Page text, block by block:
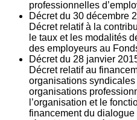
professionnelles
Décret du 30 décembre
Décret relatif à la
le taux et les modalités
des employeurs au
Décret du 28 janvier
Décret relatif au
organisations
organisations
l’organisation et le
financement du